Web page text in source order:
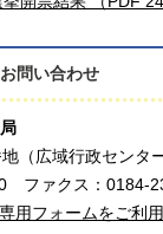
お問い合わせ
（広域行政センタ
ファクス：0184-
用フォームをご利用